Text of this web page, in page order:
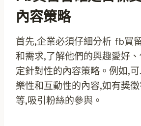
內容策略
首先,企業必須仔細分析 fb買
和需求,了解他們的興趣愛好
定針對性的內容策略。例如,
樂性和互動性的內容,如有獎
等,吸引粉絲的參與。